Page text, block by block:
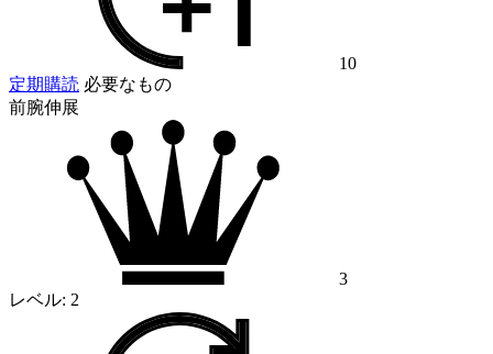
10
定期購読 必要なもの
前腕伸展
3
レベル: 2